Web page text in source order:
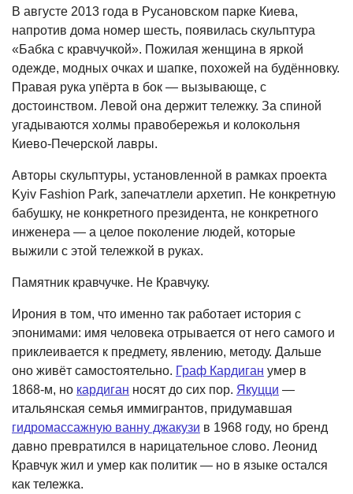
В августе 2013 года в Русановском парке Киева,
напротив дома номер шесть, появилась скульптура
«Бабка с кравчучкой». Пожилая женщина в яркой
одежде, модных очках и шапке, похожей на будённовку.
Правая рука упёрта в бок — вызывающе, с
достоинством. Левой она держит тележку. За спиной
угадываются холмы правобережья и колокольня
Киево-Печерской лавры.
Авторы скульптуры, установленной в рамках проекта
Kyiv Fashion Park, запечатлели архетип. Не конкретную
бабушку, не конкретного президента, не конкретного
инженера — а целое поколение людей, которые
выжили с этой тележкой в руках.
Памятник кравчучке. Не Кравчуку.
Ирония в том, что именно так работает история с
эпонимами: имя человека отрывается от него самого и
приклеивается к предмету, явлению, методу. Дальше
оно живёт самостоятельно. Граф Кардиган умер в
1868-м, но кардиган носят до сих пор. Якуцци —
итальянская семья иммигрантов, придумавшая
гидромассажную ванну джакузи в 1968 году, но бренд
давно превратился в нарицательное слово. Леонид
Кравчук жил и умер как политик — но в языке остался
как тележка.